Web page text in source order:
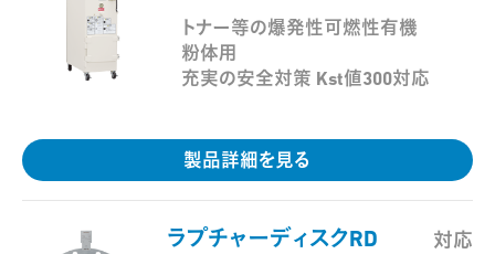
トナー等の爆発性可燃性有機
粉体用
充実の安全対策 Kst値300対応
製品詳細を見る
ラプチャーディスクRD
対応